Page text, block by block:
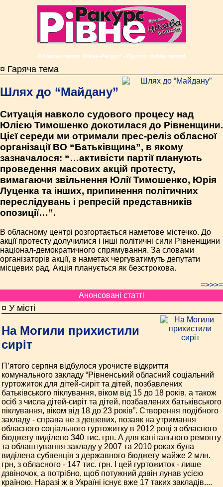
Обласна газета "Рівне-Ракурс" - Просто цікава газета!
¤ Гаряча тема
Шлях до “Майдану”
Ситуація навколо судового процесу над
Юлією Тимошенко докотилася до Рівненщини.
Цієї середи ми отримали прес-реліз обласної
організації ВО “Батьківщина”, в якому
зазначалося: “…активісти партії планують
проведення масових акцій протесту,
вимагаючи звільнення Юлії Тимошенко, Юрія
Луценка та інших, припинення політичних
переслідувань і репресій представників
опозиції…”.
В обласному центрі розгортається наметове містечко. До
акції протесту долучилися і інші політичні сили Рівненщини
націонал-демократичного спрямування. За словами
організаторів акції, в наметах чергуватимуть депутати
місцевих рад. Акція планується як безстрокова.
=>>>=
Анонсовані статті
¤ У місті
На Могили прихистили
сиріт
П’ятого серпня відбулося урочисте відкриття
комунального закладу “Рівненський обласний соціальний
гуртожиток для дітей-сиріт та дітей, позбавлених
батьківського піклування, віком від 15 до 18 років, а також
осіб з числа дітей-сиріт та дітей, позбавлених батьківського
піклування, віком від 18 до 23 років”. Створення подібного
закладу - справа не з дешевих, позаяк на утримання
обласного соціального гуртожитку в 2012 році з обласного
бюджету виділено 340 тис. грн. А для капітального ремонту
та облаштування закладу у 2007 та 2010 роках була
виділена субвенція з державного бюджету майже 2 млн.
грн, з обласного - 147 тис. грн. І цей гуртожиток - лише
дзвіночок, а потрібно, щоб потужний дзвін лунав усією
країною. Наразі ж в Україні існує вже 17 таких закладів....